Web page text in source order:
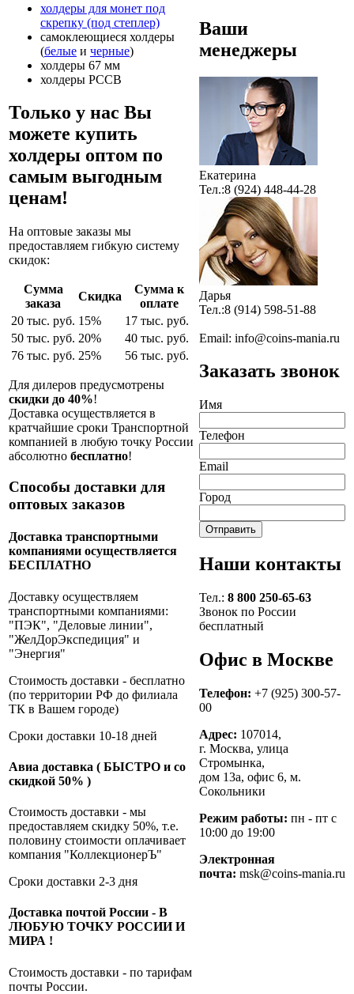
холдеры для монет под
скрепку (под степлер)
самоклеющиеся холдеры
(белые и черные)
холдеры 67 мм
холдеры PCCB
Только у нас Вы
можете купить
холдеры оптом по
самым выгодным
ценам!
На оптовые заказы мы
предоставляем гибкую систему
скидок:
Сумма
заказа
Скидка
Сумма к
оплате
20 тыс. руб. 15%
17 тыс. руб.
50 тыс. руб. 20%
40 тыс. руб.
76 тыс. руб. 25% 56 тыс. руб.
Для дилеров предусмотрены
скидки до 40%!
Доставка осуществляется в
кратчайшие сроки Транспортной
компанией в любую точку России
абсолютно бесплатно!
Способы доставки для
оптовых заказов
Доставка транспортными
компаниями осуществляется
БЕСПЛАТНО
Доставку осуществляем
транспортными компаниями:
"ПЭК", "Деловые линии",
"ЖелДорЭкспедиция" и
"Энергия"
Стоимость доставки - бесплатно
(по территории РФ до филиала
ТК в Вашем городе)
Сроки доставки 10-18 дней
Авиа доставка ( БЫСТРО и со
скидкой 50% )
Стоимость доставки - мы
предоставляем скидку 50%, т.е.
половину стоимости оплачивает
компания "КоллекционерЪ"
Сроки доставки 2-3 дня
Доставка почтой России - В
ЛЮБУЮ ТОЧКУ РОССИИ И
МИРА !
Стоимость доставки - по тарифам
почты России.
Ваши
менеджеры
Екатерина
Тел.:8 (924) 448-44-28
Дарья
Тел.:8 (914) 598-51-88
Email: info@coins-mania.ru
Заказать звонок
Имя
Телефон
Email
Город
Наши контакты
Тел.: 8 800 250-65-63
Звонок по России
бесплатный
Офис в Москве
Телефон: +7 (925) 300-57-
00
Адрес: 107014,
г. Москва, улица
Стромынка,
дом 13а, офис 6, м.
Сокольники
Режим работы: пн - пт c
10:00 до 19:00
Электронная
почта: msk@coins-mania.ru